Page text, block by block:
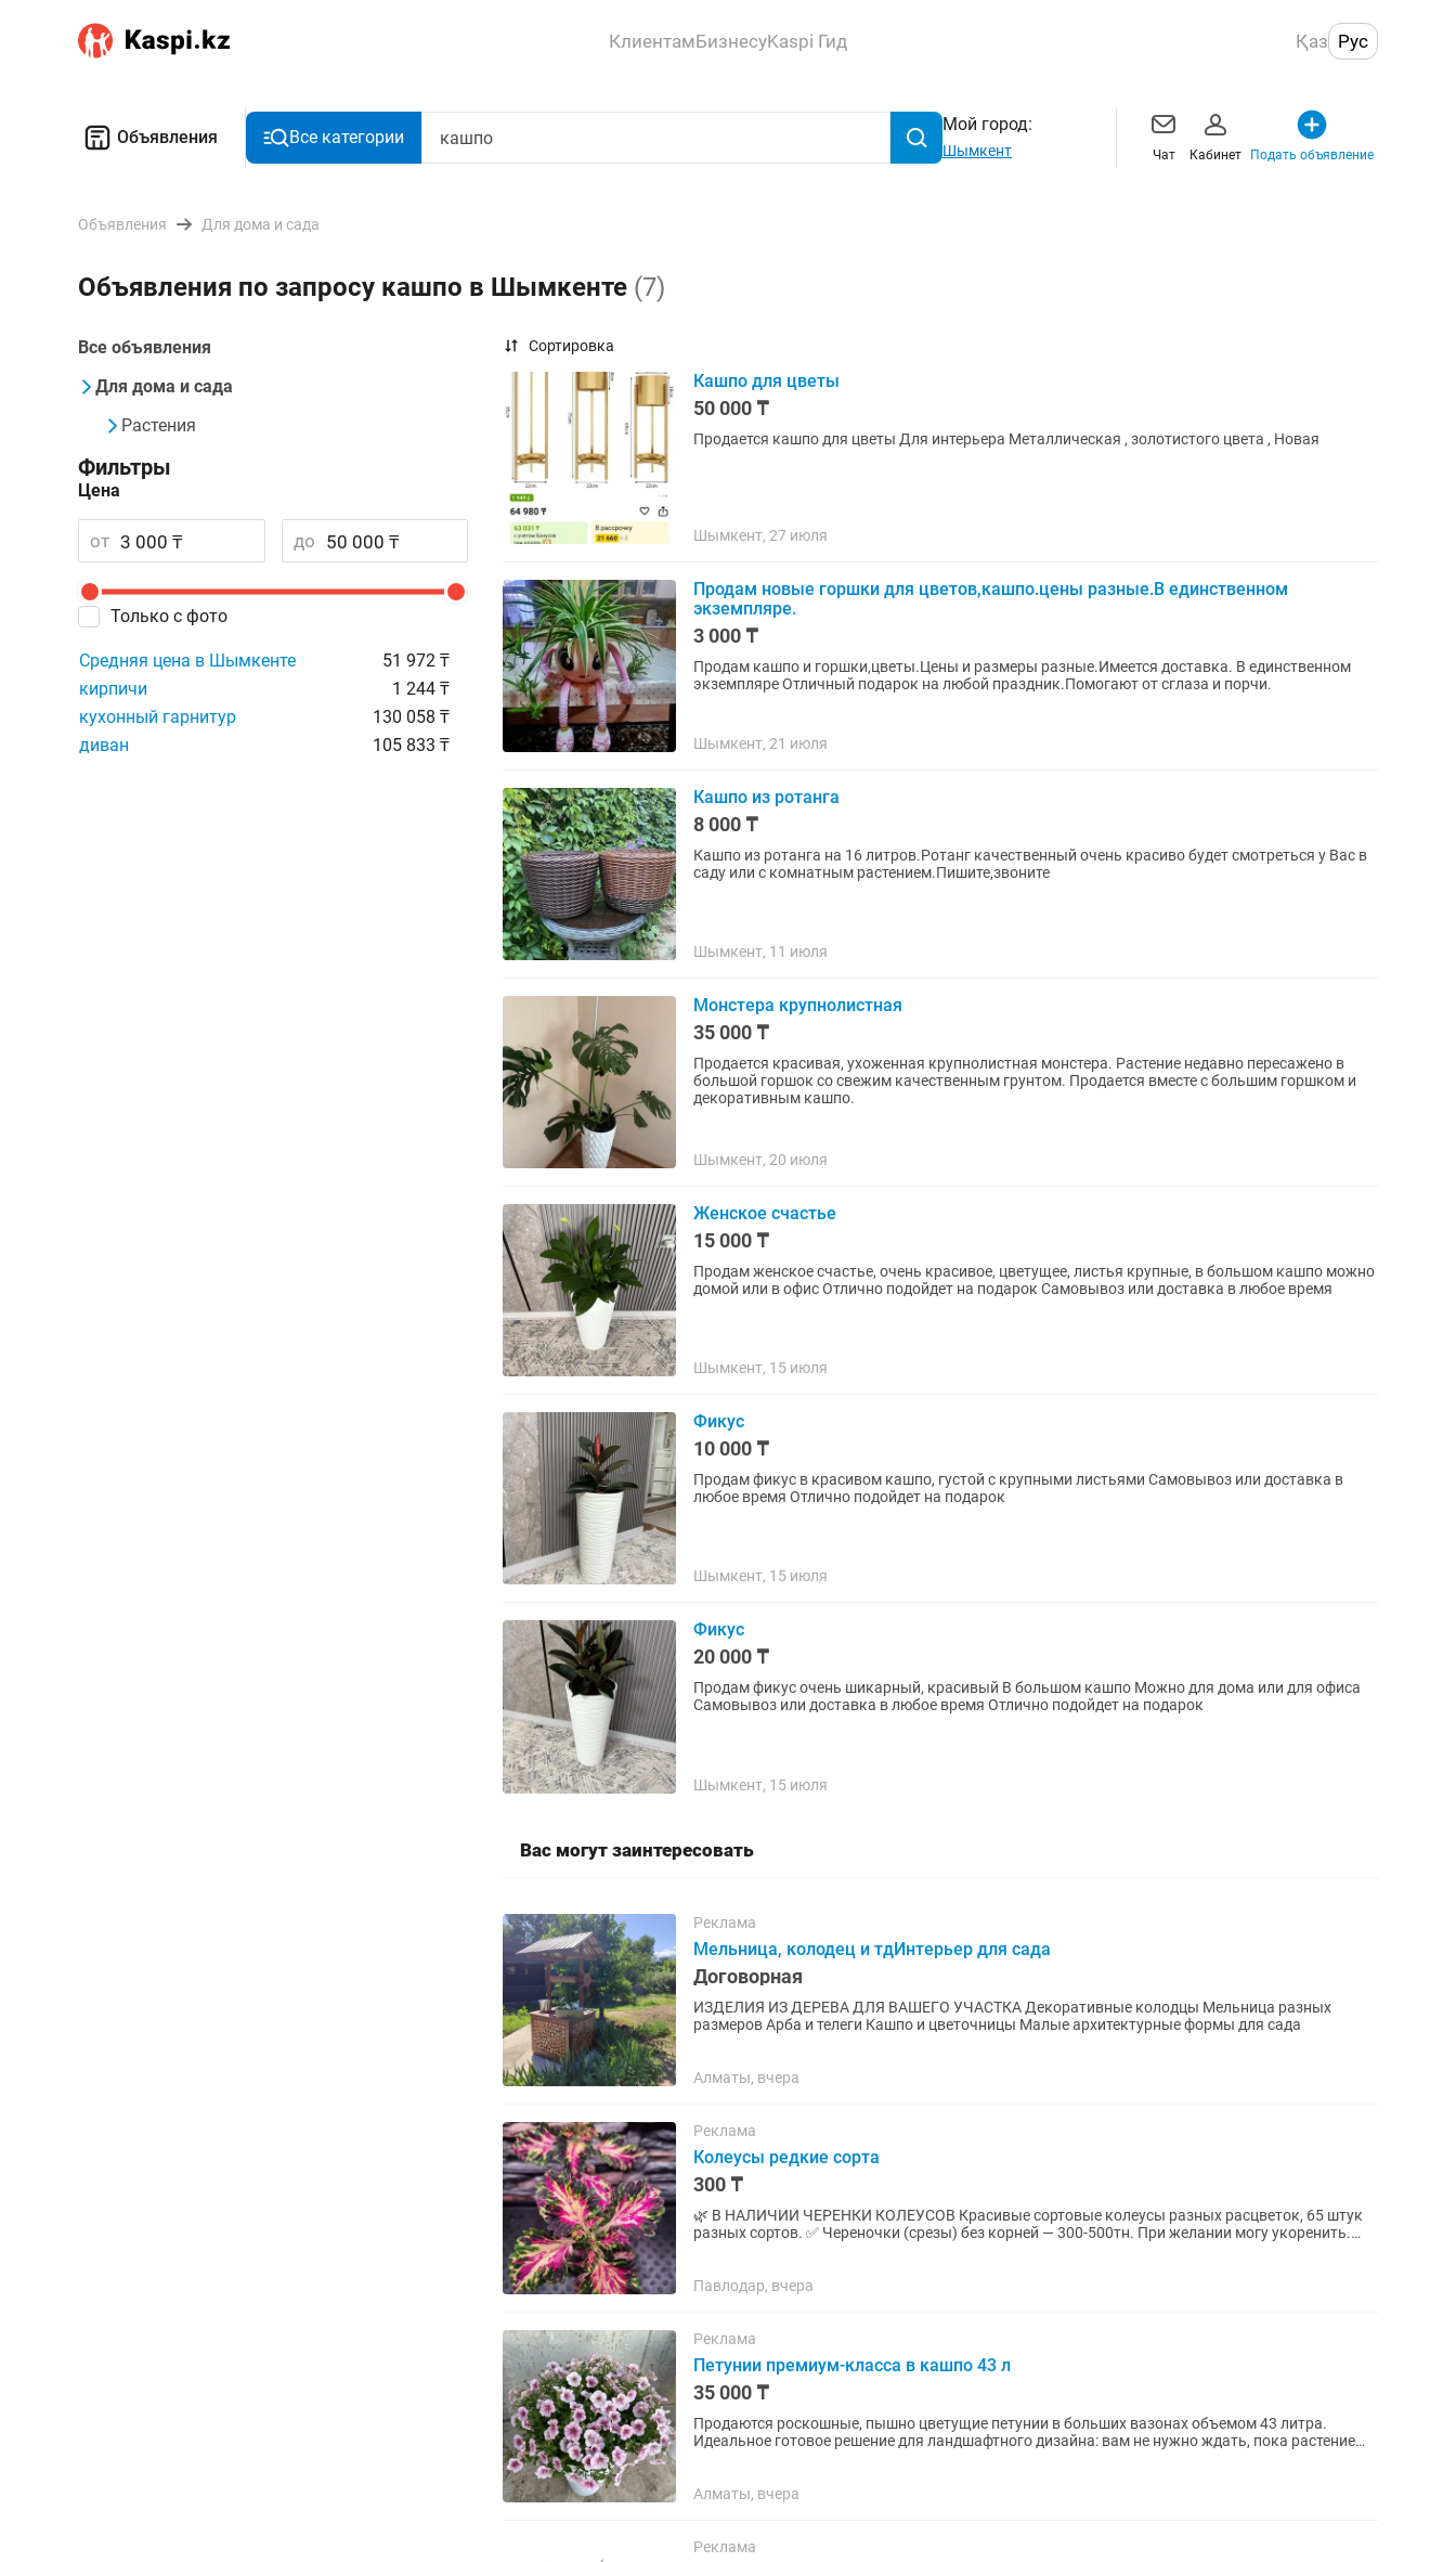
КлиентамБизнесуKaspi Гид Қаз Рус
Объявления Все категории
Мой город:
Шымкент Чат Кабинет Подать объявление
Объявления Для дома и сада
Объявления по запросу кашпо в Шымкенте (7)
Все объявления
Для дома и сада
Растения
Фильтры
Цена
от до
Только с фото
Средняя цена в Шымкенте
51 972 ₸
кирпичи
1 244 ₸
кухонный гарнитур
130 058 ₸
диван
105 833 ₸
Сортировка
Кашпо для цветы
50 000 ₸
Продается кашпо для цветы Для интерьера Металлическая , золотистого цвета , Новая
Шымкент, 27 июля
Продам новые горшки для цветов,кашпо.цены разные.В единственном
экземпляре.
3 000 ₸
Продам кашпо и горшки,цветы.Цены и размеры разные.Имеется доставка. В единственном
экземпляре Отличный подарок на любой праздник.Помогают от сглаза и порчи.
Шымкент, 21 июля
Кашпо из ротанга
8 000 ₸
Кашпо из ротанга на 16 литров.Ротанг качественный очень красиво будет смотреться у Вас в
саду или с комнатным растением.Пишите,звоните
Шымкент, 11 июля
Монстера крупнолистная
35 000 ₸
Продается красивая, ухоженная крупнолистная монстера. Растение недавно пересажено в
большой горшок со свежим качественным грунтом. Продается вместе с большим горшком и
декоративным кашпо.
Шымкент, 20 июля
Женское счастье
15 000 ₸
Продам женское счастье, очень красивое, цветущее, листья крупные, в большом кашпо можно
домой или в офис Отлично подойдет на подарок Самовывоз или доставка в любое время
Шымкент, 15 июля
Фикус
10 000 ₸
Продам фикус в красивом кашпо, густой с крупными листьями Самовывоз или доставка в
любое время Отлично подойдет на подарок
Шымкент, 15 июля
Фикус
20 000 ₸
Продам фикус очень шикарный, красивый В большом кашпо Можно для дома или для офиса
Самовывоз или доставка в любое время Отлично подойдет на подарок
Шымкент, 15 июля
Вас могут заинтересовать
Реклама
Мельница, колодец и тдИнтерьер для сада
Договорная
ИЗДЕЛИЯ ИЗ ДЕРЕВА ДЛЯ ВАШЕГО УЧАСТКА Декоративные колодцы Мельница разных
размеров Арба и телеги Кашпо и цветочницы Малые архитектурные формы для сада
Алматы, вчера
Реклама
Колеусы редкие сорта
300 ₸
🌿 В НАЛИЧИИ ЧЕРЕНКИ КОЛЕУСОВ Красивые сортовые колеусы разных расцветок, 65 штук
разных сортов. ✅ Череночки (срезы) без корней — 300-500тн. При желании могу укоренить.
Павлодар, вчера
Реклама
Петунии премиум-класса в кашпо 43 л
35 000 ₸
Продаются роскошные, пышно цветущие петунии в больших вазонах объемом 43 литра.
Идеальное готовое решение для ландшафтного дизайна: вам не нужно ждать, пока растение
Алматы, вчера
Реклама